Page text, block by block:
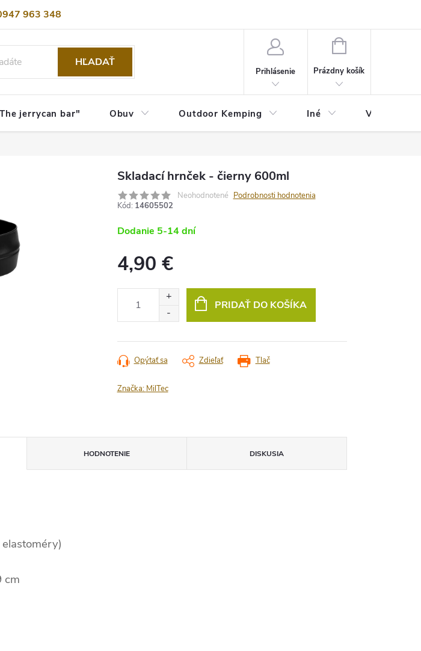
963 348
podmienky
HĽADAŤ
Prihlásenie
NÁKUPNÝ
Prázdny košík
jerrycan bar" Obuv Outdoor Kemping Iné Veľkostná
Skladací hrnček - čierny 600ml
Neohodnotené Podrobnosti hodnotenia
Kód: 14605502
Dodanie 5-14 dní
4,90 €
PRIDAŤ DO KOŠÍKA
Tlač
Opýtať sa Zdieľať
Značka: MilTec
HODNOTENIE DISKUSIA
cm